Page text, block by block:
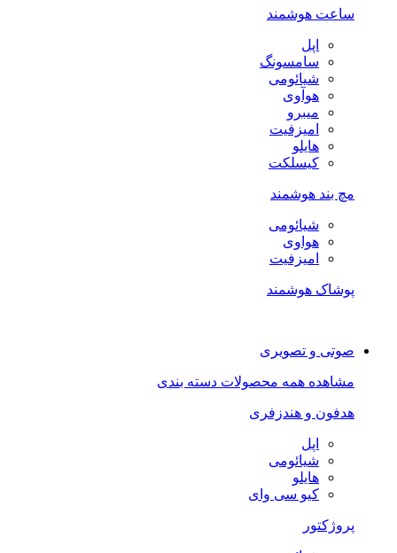
ساعت هوشمند
اپل
سامسونگ
شیائومی
هوآوی
میبرو
امیزفیت
هایلو
کیسلکت
مچ بند هوشمند
شیائومی
هواوی
امیزفیت
پوشاک هوشمند
صوتی و تصویری
مشاهده همه محصولات دسته بندی
هدفون و هندزفری
اپل
شیائومی
هایلو
کیو سی وای
پروژکتور